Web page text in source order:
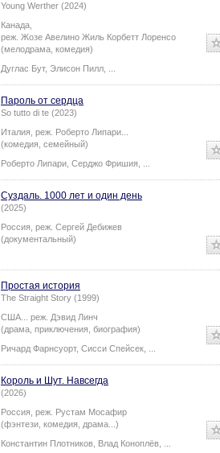
Young Werther (2024)
Канада,
реж. Жозе Авелино Жиль Корбетт Лоренсо
(мелодрама, комедия)
Дуглас Бут, Элисон Пилл
Пароль от сердца
So tutto di te (2023)
Италия, реж. Роберто Липари
(комедия, семейный)
Роберто Липари Серджо Фришия
Суздаль. 1000 лет и один день
(2025)
Россия, реж. Сергей Дебижев
(документальный)
Простая история
The Straight Story (1999)
США... реж. Дэвид Линч
(драма, приключения, биография)
Ричард Фарнсуорт, Сисси Спейсек
Король и Шут. Навсегда
(2026)
Россия, реж. Рустам Мосафир
(фэнтези, комедия, драма...)
Константин Плотников Влад Коноплёв